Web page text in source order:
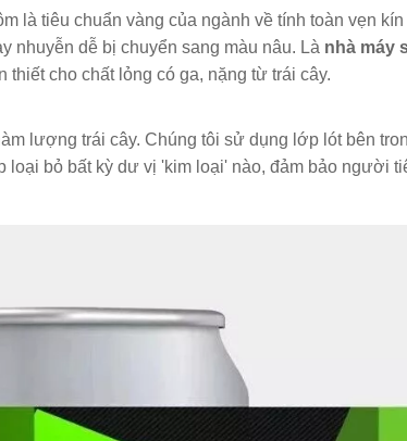
là tiêu chuẩn vàng của ngành về tính toàn vẹn
nhuyễn dễ bị chuyển sang màu nâu. Là nhà máy
cho chất lỏng có ga, nặng từ trái cây.
lượng trái cây. Chúng tôi sử dụng lớp lót bên
bỏ bất kỳ dư vị 'kim loại' nào, đảm bảo người